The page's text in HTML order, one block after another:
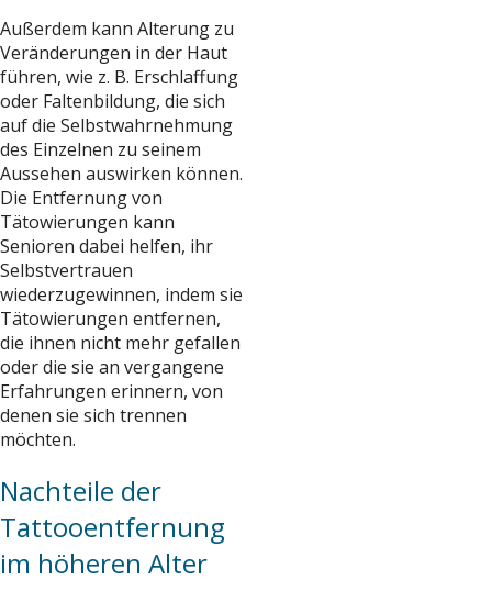
Außerdem kann Alterung zu
Veränderungen in der Haut
führen, wie z. B. Erschlaffung
oder Faltenbildung, die sich
auf die Selbstwahrnehmung
des Einzelnen zu seinem
Aussehen auswirken können.
Die Entfernung von
Tätowierungen kann
Senioren dabei helfen, ihr
Selbstvertrauen
wiederzugewinnen, indem sie
Tätowierungen entfernen,
die ihnen nicht mehr gefallen
oder die sie an vergangene
Erfahrungen erinnern, von
denen sie sich trennen
möchten.
Nachteile der
Tattooentfernung
im höheren Alter